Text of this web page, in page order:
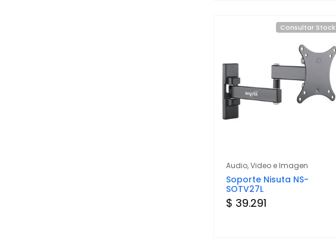
Consultar Stock
Audio, Video e Imagen
Soporte Nisuta NS-
SOTV27L
$ 39.291